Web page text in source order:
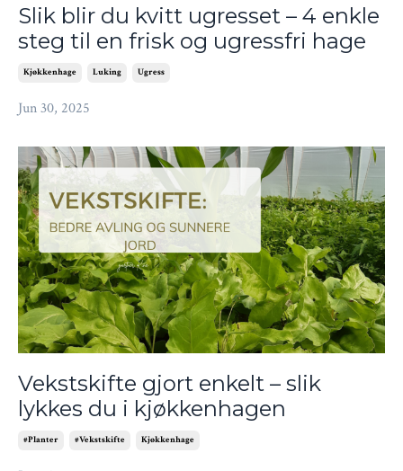
Slik blir du kvitt ugresset – 4 enkle
steg til en frisk og ugressfri hage
Kjøkkenhage Luking Ugress
Jun 30, 2025
Vekstskifte gjort enkelt – slik
lykkes du i kjøkkenhagen
#planter #vekstskifte Kjøkkenhage